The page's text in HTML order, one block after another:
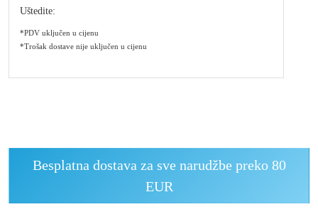
Uštedite:
*PDV uključen u cijenu
*Trošak dostave nije uključen u cijenu
Besplatna dostava za sve narudžbe preko 80
EUR